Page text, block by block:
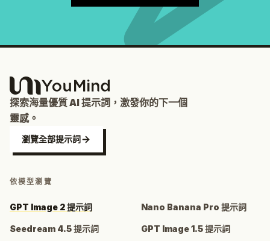
探索海量優質 AI 提示詞，激發你的下一個
靈感。
瀏覽全部提示詞
依模型瀏覽
GPT Image 2 提示詞 Nano Banana Pro 提示詞
Seedream 4.5 提示詞 GPT Image 1.5 提示詞